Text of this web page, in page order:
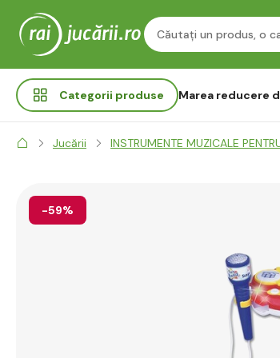
Categorii produse Marea reducere
Jucării INSTRUMENTE MUZICALE
-59%